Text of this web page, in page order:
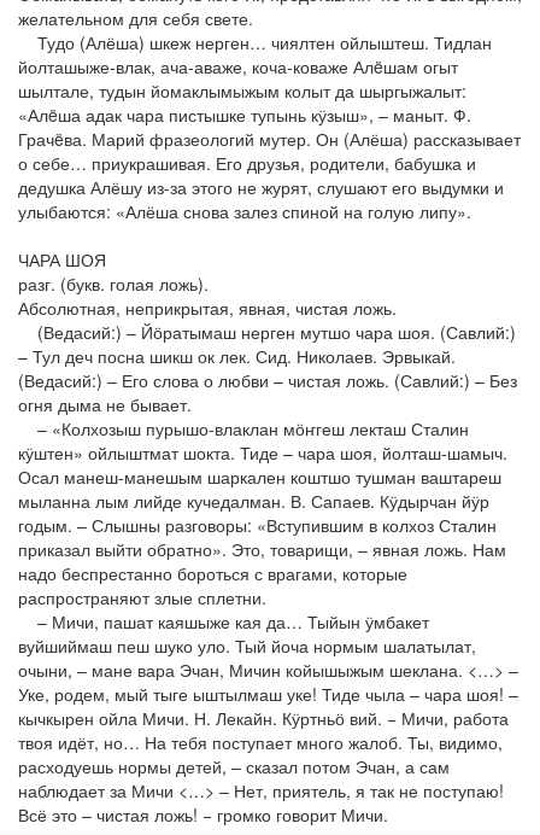
желательном для себя свете.
Тудо (Алёша) шкеж нерген… чиялтен ойлыштеш. Тидлан
йолташыже-влак, ача-аваже, коча-коваже Алëшам огыт
шылтале, тудын йомаклымыжым колыт да шыргыжалыт:
«Алëша адак чара пистышке тупынь кӱзыш», – маныт. Ф.
Грачëва. Марий фразеологий мутер. Он (Алёша) рассказывает
о себе… приукрашивая. Его друзья, родители, бабушка и
дедушка Алёшу из-за этого не журят, слушают его выдумки и
улыбаются: «Алёша снова залез спиной на голую липу».
ЧАРА ШОЯ
разг. (букв. голая ложь).
Абсолютная, неприкрытая, явная, чистая ложь.
(Ведасий:) – Йӧратымаш нерген мутшо чара шоя. (Савлий:)
– Тул деч посна шикш ок лек. Сид. Николаев. Эрвыкай.
(Ведасий:) – Его слова о любви – чистая ложь. (Савлий:) – Без
огня дыма не бывает.
– «Колхозыш пурышо-влаклан мӧҥгеш лекташ Сталин
кӱштен» ойлыштмат шокта. Тиде – чара шоя, йолташ-шамыч.
Осал манеш-манешым шаркален коштшо тушман ваштареш
мыланна лым лийде кучедалман. В. Сапаев. Кӱдырчан йӱр
годым. – Слышны разговоры: «Вступившим в колхоз Сталин
приказал выйти обратно». Это, товарищи, – явная ложь. Нам
надо беспрестанно бороться с врагами, которые
распространяют злые сплетни.
– Мичи, пашат каяшыже кая да… Тыйын ӱмбакет
вуйшиймаш пеш шуко уло. Тый йоча нормым шалатылат,
очыни, – мане вара Эчан, Мичин койышыжым шеклана. <…> –
Уке, родем, мый тыге ыштылмаш уке! Тиде чыла – чара шоя! –
кычкырен ойла Мичи. Н. Лекайн. Кӱртньӧ вий. − Мичи, работа
твоя идёт, но… На тебя поступает много жалоб. Ты, видимо,
расходуешь нормы детей, – сказал потом Эчан, а сам
наблюдает за Мичи <…> – Нет, приятель, я так не поступаю!
Всё это – чистая ложь! − громко говорит Мичи.